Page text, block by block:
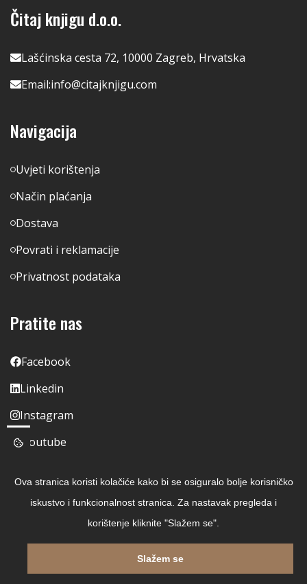
Čitaj knjigu d.o.o.
Lašćinska cesta 72, 10000 Zagreb, Hrvatska
Email:info@citajknjigu.com
Navigacija
Uvjeti korištenja
Način plaćanja
Dostava
Povrati i reklamacije
Privatnost podataka
Pratite nas
Facebook
Linkedin
Instagram
Youtube
Ova stranica koristi kolačiće kako bi se osiguralo bolje korisničko
iskustvo i funkcionalnost stranica. Za nastavak pregleda i
korištenje kliknite "Slažem se".
Slažem se